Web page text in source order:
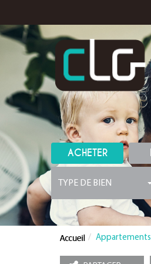
ACHETER
TYPE DE BIEN
Appartements